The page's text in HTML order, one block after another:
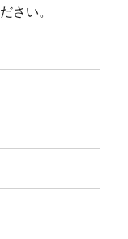
さい。